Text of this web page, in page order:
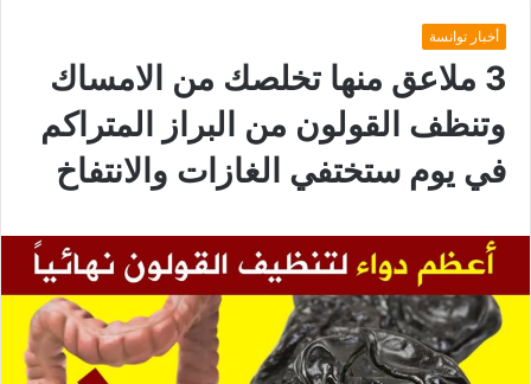
أخبار توانسة
3 ملاعق منها تخلصك من الامساك
وتنظف القولون من البراز المتراكم
في يوم ستختفي الغازات والانتفاخ